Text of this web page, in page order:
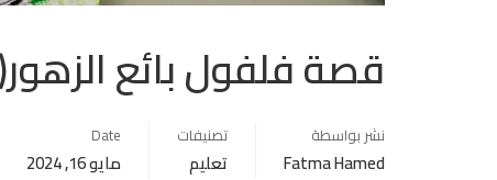
قصة فلفول بائع
نشر بواسطة
Fatma Hamed
تصنيفات
تعليم
Date
مايو 16, 2024